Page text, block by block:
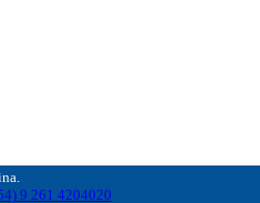
9 261 4204020